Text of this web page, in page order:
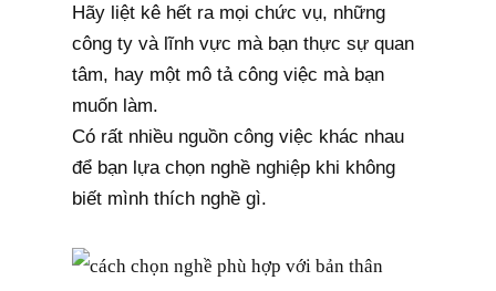
Hãy liệt kê hết ra mọi chức vụ, những
công ty và lĩnh vực mà bạn thực sự quan
tâm, hay một mô tả công việc mà bạn
muốn làm.
Có rất nhiều nguồn công việc khác nhau
để bạn lựa chọn nghề nghiệp khi không
biết mình thích nghề gì.